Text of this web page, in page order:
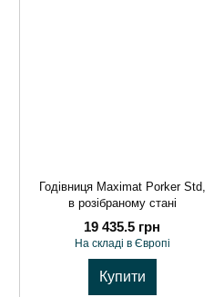
Годівниця Maximat Porker Std,
в розібраному стані
19 435.5 грн
На складі в Європі
Купити